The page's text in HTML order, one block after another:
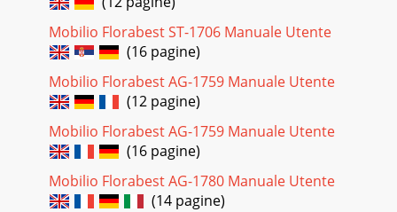
Mobilio Florabest ST-1706 Manuale Utente
(16 pagine)
Mobilio Florabest AG-1759 Manuale Utente
(12 pagine)
Mobilio Florabest AG-1759 Manuale Utente
(16 pagine)
Mobilio Florabest AG-1780 Manuale Utente
(14 pagine)